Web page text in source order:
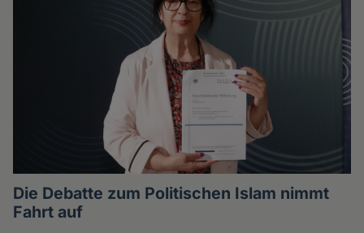
Die Debatte zum Politischen Islam nimmt
Fahrt auf